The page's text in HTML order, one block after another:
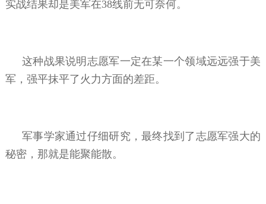
实战结果却是美军在38线前无可奈何。
这种战果说明志愿军一定在某一个领域远远强于美
军，强平抹平了火力方面的差距。
军事学家通过仔细研究，最终找到了志愿军强大的
秘密，那就是能聚能散。